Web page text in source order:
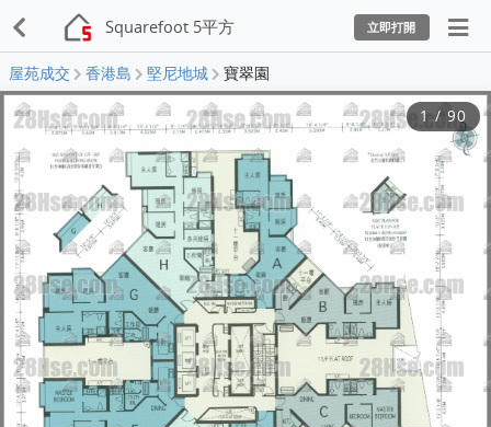
Squarefoot 5平方 立即打開
屋苑成交 香港島 堅尼地城 寶翠園
1 /90